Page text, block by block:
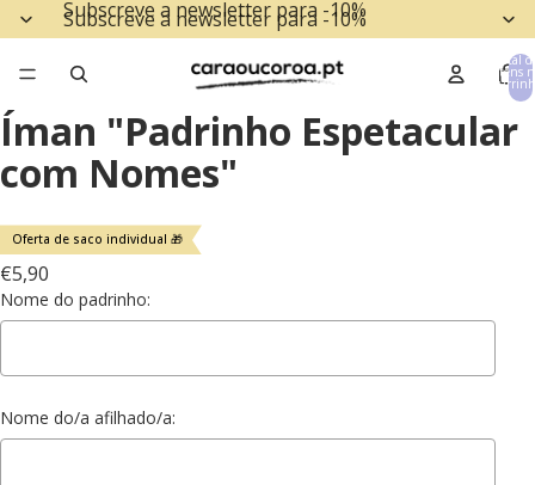
Subscreve a newsletter para -10%
Subscreve a newsletter para -10%
Total
itens
Íman "Padrinho Espetacular
com Nomes"
Oferta de saco individual 🎁
€5,90
Nome do padrinho:
Nome do/a afilhado/a: